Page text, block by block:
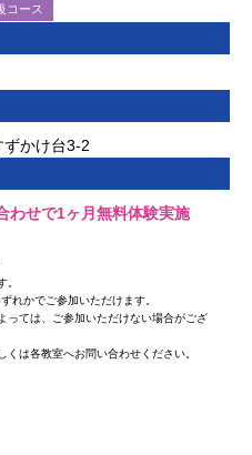
コース
ずかけ台3-2
わせで1ヶ月無料体験実施
。
れかでご参加いただけます。
っては、ご参加いただけない場合がござ
は各教室へお問い合わせください。